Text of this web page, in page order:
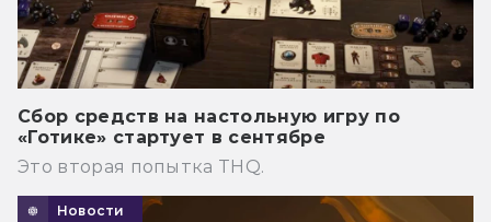
Сбор средств на настольную игру по
«Готике» стартует в сентябре
Это вторая попытка THQ.
Новости